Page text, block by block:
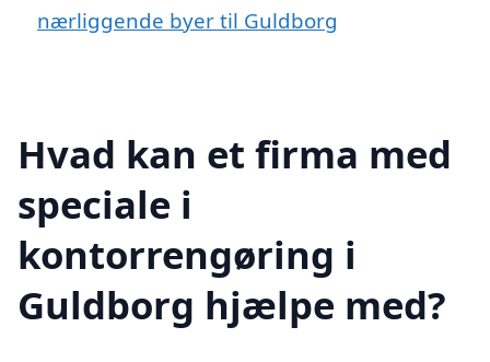
nærliggende byer til Guldborg
Hvad kan et firma med
speciale i
kontorrengøring i
Guldborg hjælpe med?